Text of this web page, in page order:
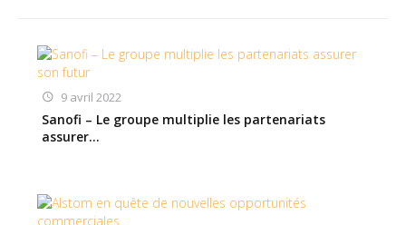
9 avril 2022
Sanofi – Le groupe multiplie les partenariats
assurer…